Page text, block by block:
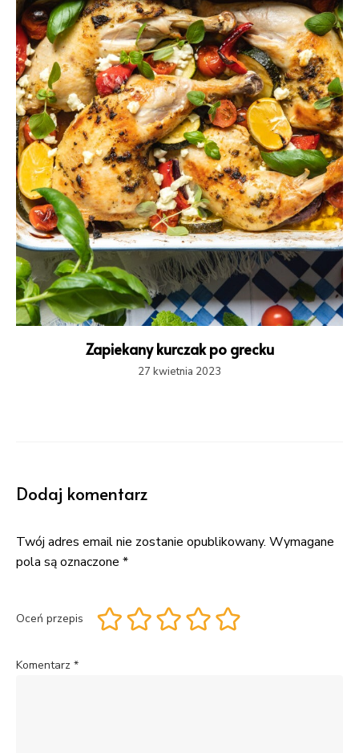
Zapiekany kurczak po grecku
27 kwietnia 2023
Dodaj komentarz
Twój adres email nie zostanie opublikowany. Wymagane
pola są oznaczone *
Oceń przepis
Komentarz *